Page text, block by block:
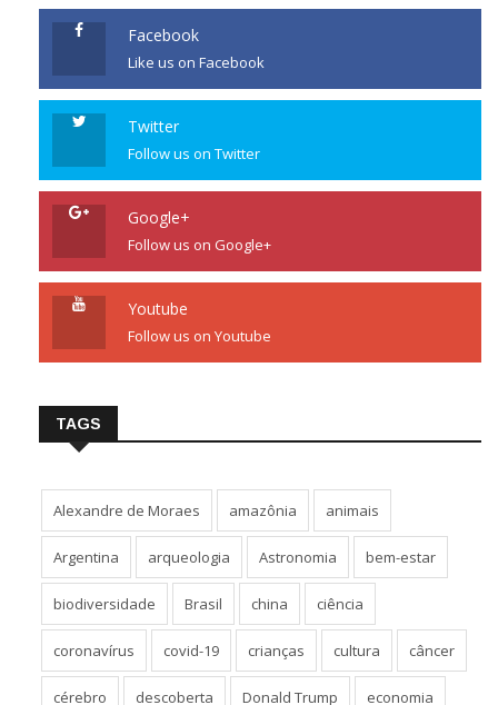
Facebook
Like us on Facebook
Twitter
Follow us on Twitter
Google+
Follow us on Google+
Youtube
Follow us on Youtube
TAGS
Alexandre de Moraes amazônia animais
Argentina arqueologia Astronomia bem-estar
biodiversidade Brasil china ciência
coronavírus covid-19 crianças cultura câncer
cérebro descoberta Donald Trump economia